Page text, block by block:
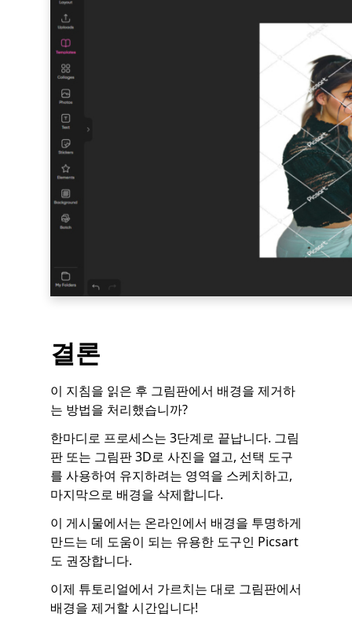
결론
이 지침을 읽은 후 그림판에서 배경을 제거하
는 방법을 처리했습니까?
한마디로 프로세스는 3단계로 끝납니다. 그림
판 또는 그림판 3D로 사진을 열고, 선택 도구
를 사용하여 유지하려는 영역을 스케치하고,
마지막으로 배경을 삭제합니다.
이 게시물에서는 온라인에서 배경을 투명하게
만드는 데 도움이 되는 유용한 도구인 Picsart
도 권장합니다.
이제 튜토리얼에서 가르치는 대로 그림판에서
배경을 제거할 시간입니다!